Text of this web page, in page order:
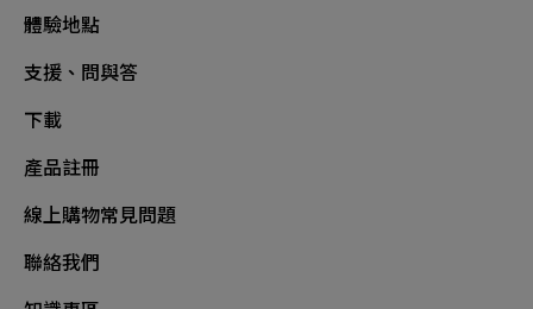
體驗地點
支援、問與答
下載
產品註冊
線上購物常見問題
聯絡我們